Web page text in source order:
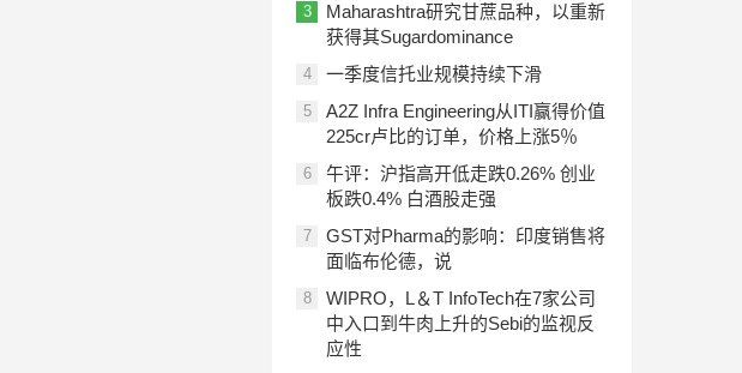
3
Maharashtra研究甘蔗品种，以重新
获得其Sugardominance
4 一季度信托业规模持续下滑
5
A2Z Infra Engineering从ITI赢得价值
225cr卢比的订单，价格上涨5％
6
午评：沪指高开低走跌0.26% 创业
板跌0.4% 白酒股走强
7
GST对Pharma的影响：印度销售将
面临布伦德，说
8
WIPRO，L＆T InfoTech在7家公司
中入口到牛肉上升的Sebi的监视反
应性